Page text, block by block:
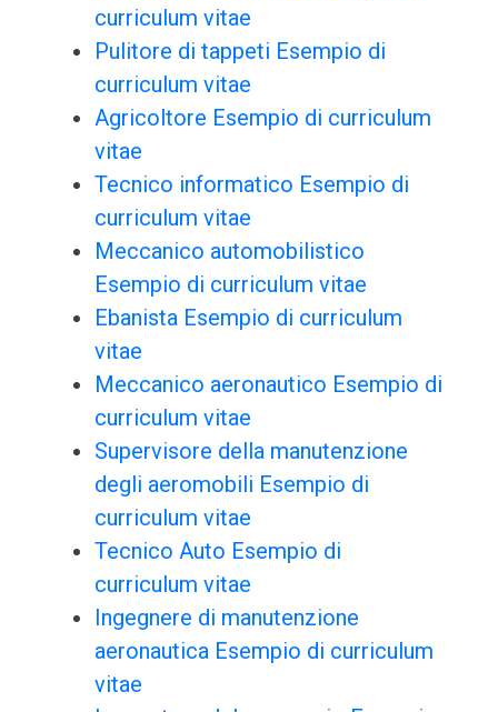
curriculum vitae
Pulitore di tappeti Esempio di
curriculum vitae
Agricoltore Esempio di curriculum
vitae
Tecnico informatico Esempio di
curriculum vitae
Meccanico automobilistico
Esempio di curriculum vitae
Ebanista Esempio di curriculum
vitae
Meccanico aeronautico Esempio di
curriculum vitae
Supervisore della manutenzione
degli aeromobili Esempio di
curriculum vitae
Tecnico Auto Esempio di
curriculum vitae
Ingegnere di manutenzione
aeronautica Esempio di curriculum
vitae